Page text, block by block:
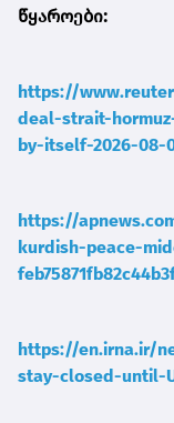
წყაროები:
https://
deal-strait-
by-itself-2026-08-
https://
kurdish-peace-
https://en.irna.ir/
stay-closed-until-